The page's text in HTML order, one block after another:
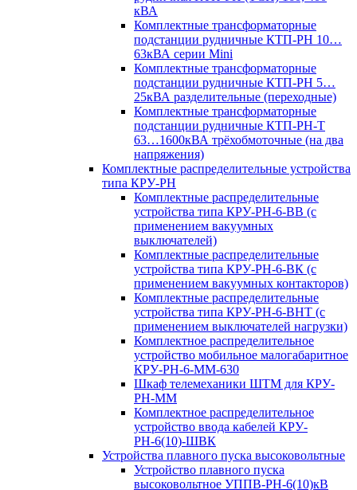
кВА
Комплектные трансформаторные
подстанции рудничные КТП-РН 10…
63кВА серии Mini
Комплектные трансформаторные
подстанции рудничные КТП-РН 5…
25кВА разделительные (переходные)
Комплектные трансформаторные
подстанции рудничные КТП-РН-Т
63…1600кВА трёхобмоточные (на два
напряжения)
Комплектные распределительные устройства
типа КРУ-РН
Комплектные распределительные
устройства типа КРУ-РН-6-ВВ (с
применением вакуумных
выключателей)
Комплектные распределительные
устройства типа КРУ-РН-6-ВК (с
применением вакуумных контакторов)
Комплектные распределительные
устройства типа КРУ-РН-6-ВНТ (с
применением выключателей нагрузки)
Комплектное распределительное
устройство мобильное малогабаритное
КРУ-РН-6-ММ-630
Шкаф телемеханики ШТМ для КРУ-
РН-ММ
Комплектное распределительное
устройство ввода кабелей КРУ-
РН-6(10)-ШВК
Устройства плавного пуска высоковольтные
Устройство плавного пуска
высоковольтное УППВ-РН-6(10)кВ